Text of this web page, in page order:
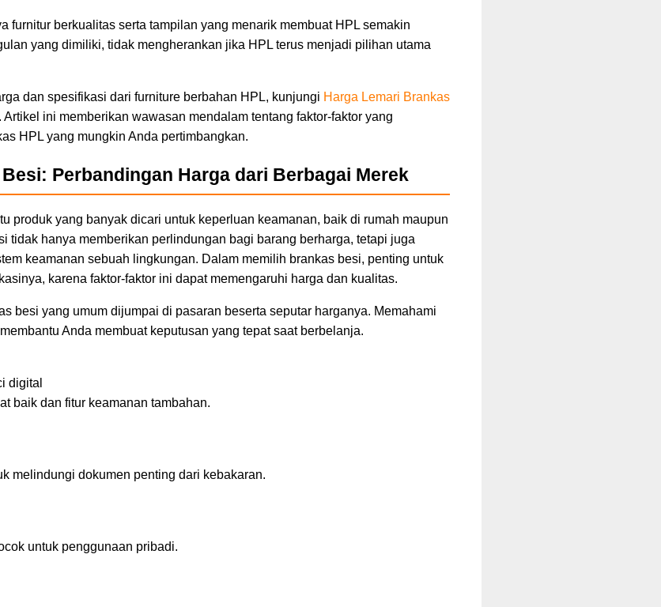
furnitur berkualitas serta tampilan yang menarik membuat HPL semakin
yang dimiliki, tidak mengherankan jika HPL terus menjadi pilihan utama
dan spesifikasi dari furniture berbahan HPL, kunjungi Harga Lemari Brankas
. Artikel ini memberikan wawasan mendalam tentang faktor-faktor yang
HPL yang mungkin Anda pertimbangkan.
Perbandingan Harga dari Berbagai Merek
produk yang banyak dicari untuk keperluan keamanan, baik di rumah maupun
tidak hanya memberikan perlindungan bagi barang berharga, tetapi juga
keamanan sebuah lingkungan. Dalam memilih brankas besi, penting untuk
karena faktor-faktor ini dapat memengaruhi harga dan kualitas.
besi yang umum dijumpai di pasaran beserta seputar harganya. Memahami
Anda membuat keputusan yang tepat saat berbelanja.
digital
baik dan fitur keamanan tambahan.
melindungi dokumen penting dari kebakaran.
untuk penggunaan pribadi.